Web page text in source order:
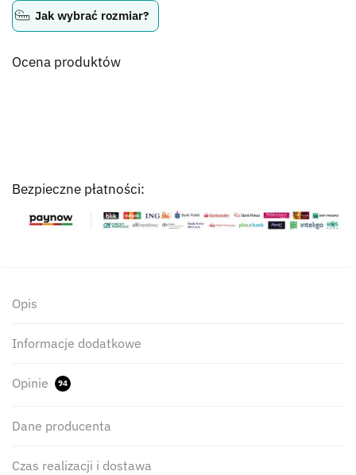
Jak wybrać rozmiar?
Ocena produktów
Bezpieczne płatności:
Opis
Informacje dodatkowe
Opinie 94
Dane producenta
Czas realizacji i dostawa